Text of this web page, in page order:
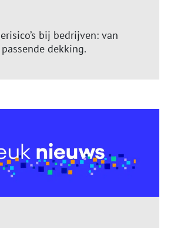
bij bedrijven: van
dekking.